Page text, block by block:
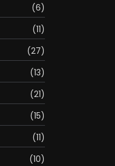
(6)
(11)
(27)
(13)
(21)
(15)
(11)
(10)